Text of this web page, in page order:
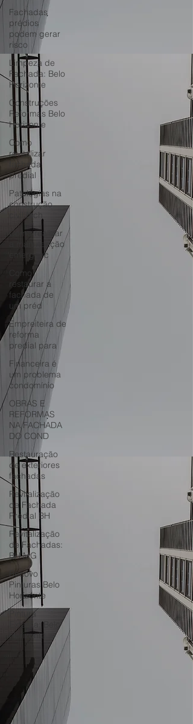
Fachadas
prédios
podem gerar
risco
Limpeza de
Fachada: Belo
Horizonte
Construções
Reformas Belo
Horizonte
Como
revitalizar
fachada
predial
Patologias na
construção
civil fach
Como realizar
a manutenção
emergenc
Como
restaurar a
fachada de
um préd
Empreiteira de
reforma
predial para
Financeira é
um problema
condomínio
OBRAS E
REFORMAS
NA FACHADA
DO COND
Restauração
de exteriores
fachadas
Revitalização
de Fachada
Predial BH
Revitalização
de Fachadas:
BH MG
Renovo
Pinturas Belo
Horizonte
Pintura
Externa: Belo
Horizonte